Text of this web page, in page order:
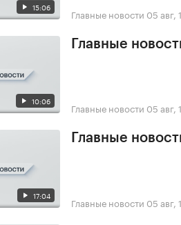
15:06 Главные новости 05 авг,
10:06
Главные
Главные новости 05 авг,
17:04
Главные
Главные новости 05 авг,